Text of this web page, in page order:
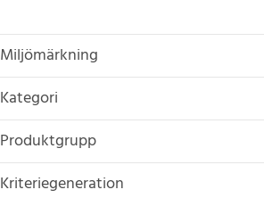
Miljömärkning
Kategori
Produktgrupp
Kriteriegeneration